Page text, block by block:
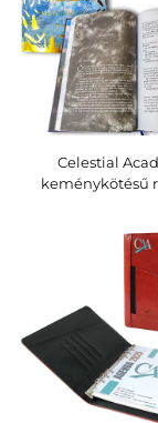
Celestial
keménykötésű